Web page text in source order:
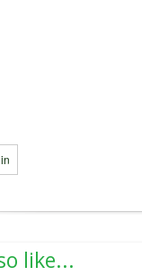
like...